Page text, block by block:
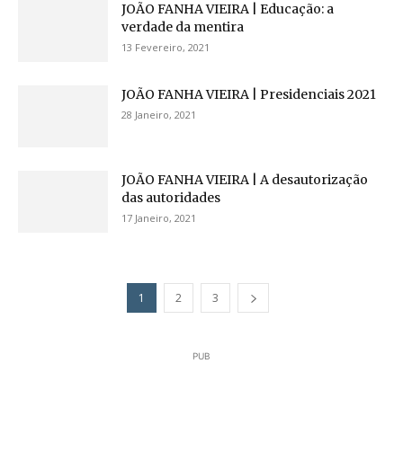
JOÃO FANHA VIEIRA | Educação: a
verdade da mentira
13 Fevereiro, 2021
JOÃO FANHA VIEIRA | Presidenciais 2021
28 Janeiro, 2021
JOÃO FANHA VIEIRA | A desautorização
das autoridades
17 Janeiro, 2021
1 2 3
PUB